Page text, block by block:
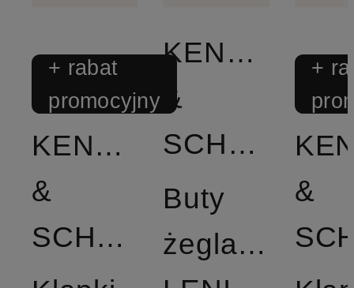
+ rabat
promocyjny
KENNEL
&
SCHMENGER
KENNEL
&
SCHMENGER
Buty
żeglarskie
+
&